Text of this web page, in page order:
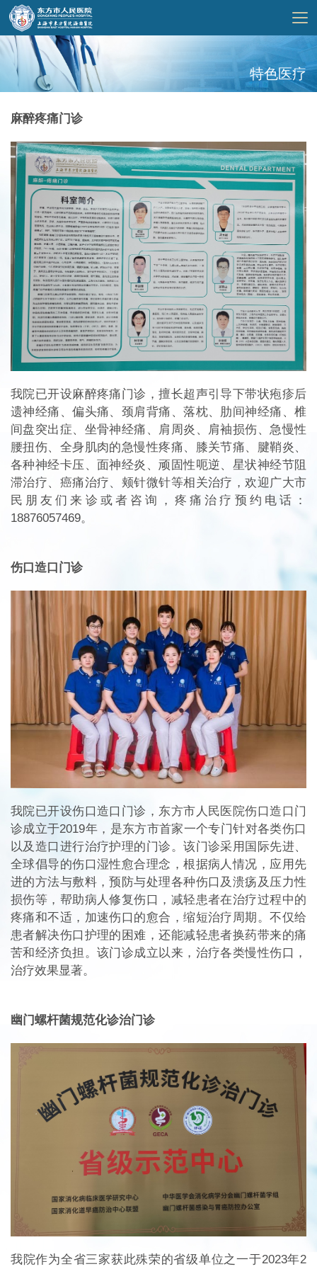
导
航
特色医疗
麻醉疼痛门诊
我院已开设麻醉疼痛门诊，擅长超声引导下带状疱疹后
遗神经痛、偏头痛、颈肩背痛、落枕、肋间神经痛、椎
间盘突出症、坐骨神经痛、肩周炎、肩袖损伤、急慢性
腰扭伤、全身肌肉的急慢性疼痛、膝关节痛、腱鞘炎、
各种神经卡压、面神经炎、顽固性呃逆、星状神经节阻
滞治疗、癌痛治疗、颊针微针等相关治疗，欢迎广大市
民朋友们来诊或者咨询，疼痛治疗预约电话：
18876057469。
伤口造口门诊
我院已开设伤口造口门诊，东方市人民医院伤口造口门
诊成立于2019年，是东方市首家一个专门针对各类伤口
以及造口进行治疗护理的门诊。该门诊采用国际先进、
全球倡导的伤口湿性愈合理念，根据病人情况，应用先
进的方法与敷料，预防与处理各种伤口及溃疡及压力性
损伤等，帮助病人修复伤口，减轻患者在治疗过程中的
疼痛和不适，加速伤口的愈合，缩短治疗周期。不仅给
患者解决伤口护理的困难，还能减轻患者换药带来的痛
苦和经济负担。该门诊成立以来，治疗各类慢性伤口，
治疗效果显著。
幽门螺杆菌规范化诊治门诊
我院作为全省三家获此殊荣的省级单位之一于2023年2